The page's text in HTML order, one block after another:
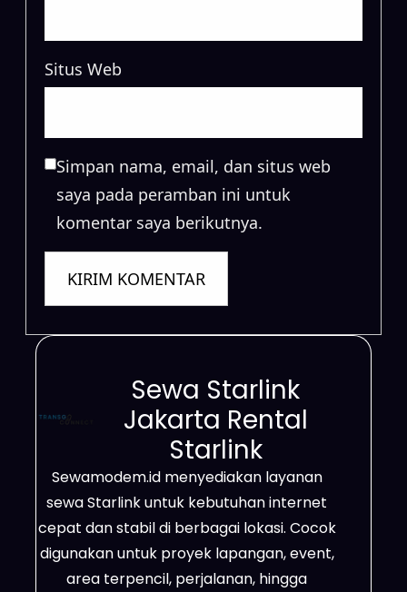
Situs Web
Simpan nama, email, dan situs web
saya pada peramban ini untuk
komentar saya berikutnya.
Sewa Starlink
Jakarta Rental
Starlink
Sewamodem.id menyediakan layanan
sewa Starlink untuk kebutuhan internet
cepat dan stabil di berbagai lokasi. Cocok
digunakan untuk proyek lapangan, event,
area terpencil, perjalanan, hingga